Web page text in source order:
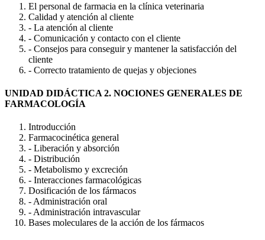
El personal de farmacia en la clínica veterinaria
Calidad y atención al cliente
- La atención al cliente
- Comunicación y contacto con el cliente
- Consejos para conseguir y mantener la satisfacción del
cliente
- Correcto tratamiento de quejas y objeciones
UNIDAD DIDÁCTICA 2. NOCIONES GENERALES DE
FARMACOLOGÍA
Introducción
Farmacocinética general
- Liberación y absorción
- Distribución
- Metabolismo y excreción
- Interacciones farmacológicas
Dosificación de los fármacos
- Administración oral
- Administración intravascular
Bases moleculares de la acción de los fármacos